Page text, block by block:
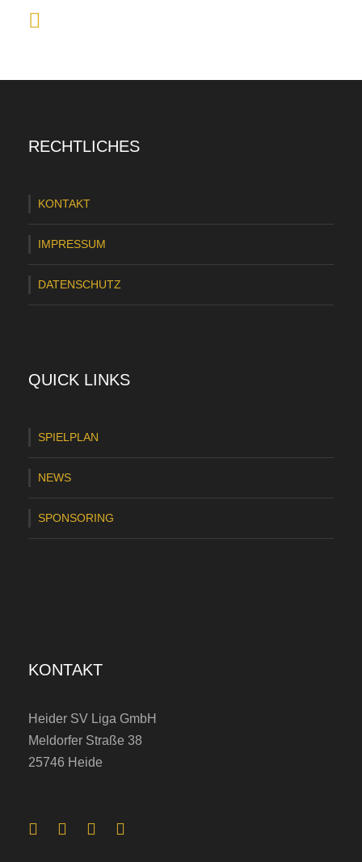
t
k
r
A
u
i
t
i
n
E
c
f
r
d
RECHTLICHES
KONTAKT
IMPRESSUM
DATENSCHUTZ
QUICK LINKS
SPIELPLAN
NEWS
SPONSORING
KONTAKT
Heider SV Liga GmbH
Meldorfer Straße 38
25746 Heide